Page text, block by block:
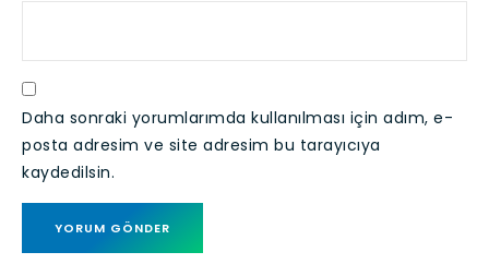
Daha sonraki yorumlarımda kullanılması için adım, e-
posta adresim ve site adresim bu tarayıcıya
kaydedilsin.